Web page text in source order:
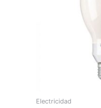
Electricidad